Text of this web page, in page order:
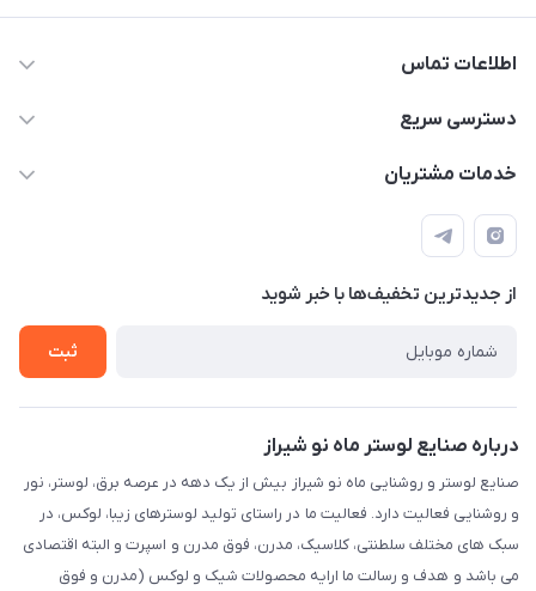
اطلاعات تماس
09171115348
طبقه همکف واحد 131
دسترسی سریع
مجله فروشگاه
درباره ما
تماس با ما
خدمات مشتریان
قوانین و مقررات
حریم خصوصی
راهنما
از جدید‌ترین تخفیف‌ها با‌ خبر شوید
ثبت
درباره صنایع لوستر ماه نو شیراز
صنایع لوستر و روشنایی ماه نو شیراز بیش از یک دهه در عرصه برق، لوستر، نور
و روشنایی فعالیت دارد. فعالیت ما در راستای تولید لوسترهای زیبا، لوکس، در
سبک های مختلف سلطنتی، کلاسیک، مدرن، فوق مدرن و اسپرت و البته اقتصادی
می باشد و هدف و رسالت ما ارایه محصولات شیک و لوکس (مدرن و فوق